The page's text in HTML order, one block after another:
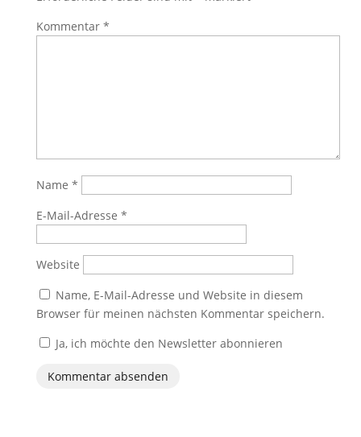
Kommentar *
Name *
E-Mail-Adresse *
Website
Name, E-Mail-Adresse und Website in diesem
Browser für meinen nächsten Kommentar speichern.
Ja, ich möchte den Newsletter abonnieren